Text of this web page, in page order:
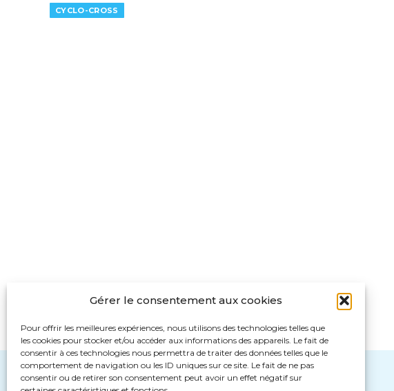
Gérer le consentement aux cookies
Pour offrir les meilleures expériences, nous utilisons des technologies telles que
les cookies pour stocker et/ou accéder aux informations des appareils. Le fait de
consentir à ces technologies nous permettra de traiter des données telles que le
comportement de navigation ou les ID uniques sur ce site. Le fait de ne pas
consentir ou de retirer son consentement peut avoir un effet négatif sur
CYCLO-CROSS